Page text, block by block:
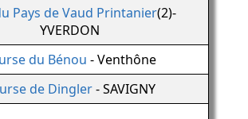
Pays de Vaud Printanier(2)-
YVERDON
du Bénou - Venthône
de Dingler- SAVIGNY